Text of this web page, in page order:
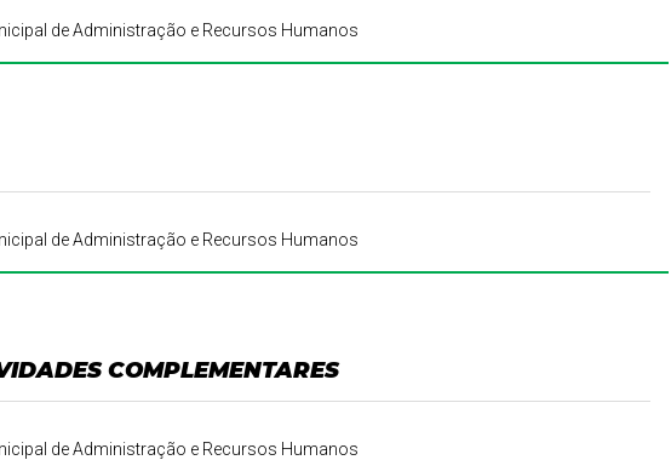
de Administração e Recursos Humanos
de Administração e Recursos Humanos
COMPLEMENTARES
de Administração e Recursos Humanos